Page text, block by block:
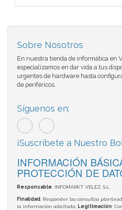
Sobre Nosotros
En nuestra tienda de informática en
especializamos en dar vida a tus
urgentes de hardware hasta
de periféricos.
Síguenos en:
¡Suscríbete a Nuestro
INFORMACIÓN
PROTECCIÓN DE
Responsable: INFOMARKT VELEZ, S.L.
Finalidad: Responder las consultas
la información solicitada; Legitimación: